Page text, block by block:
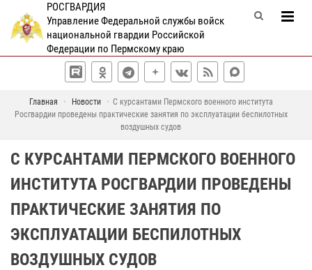
РОСГВАРДИЯ
Управление Федеральной службы войск
национальной гвардии Российской
Федерации по Пермскому краю
Главная Новости
С курсантами Пермского военного института
Росгвардии проведены практические занятия по эксплуатации беспилотных
воздушных судов
С КУРСАНТАМИ ПЕРМСКОГО ВОЕННОГО
ИНСТИТУТА РОСГВАРДИИ ПРОВЕДЕНЫ
ПРАКТИЧЕСКИЕ ЗАНЯТИЯ ПО
ЭКСПЛУАТАЦИИ БЕСПИЛОТНЫХ
ВОЗДУШНЫХ СУДОВ